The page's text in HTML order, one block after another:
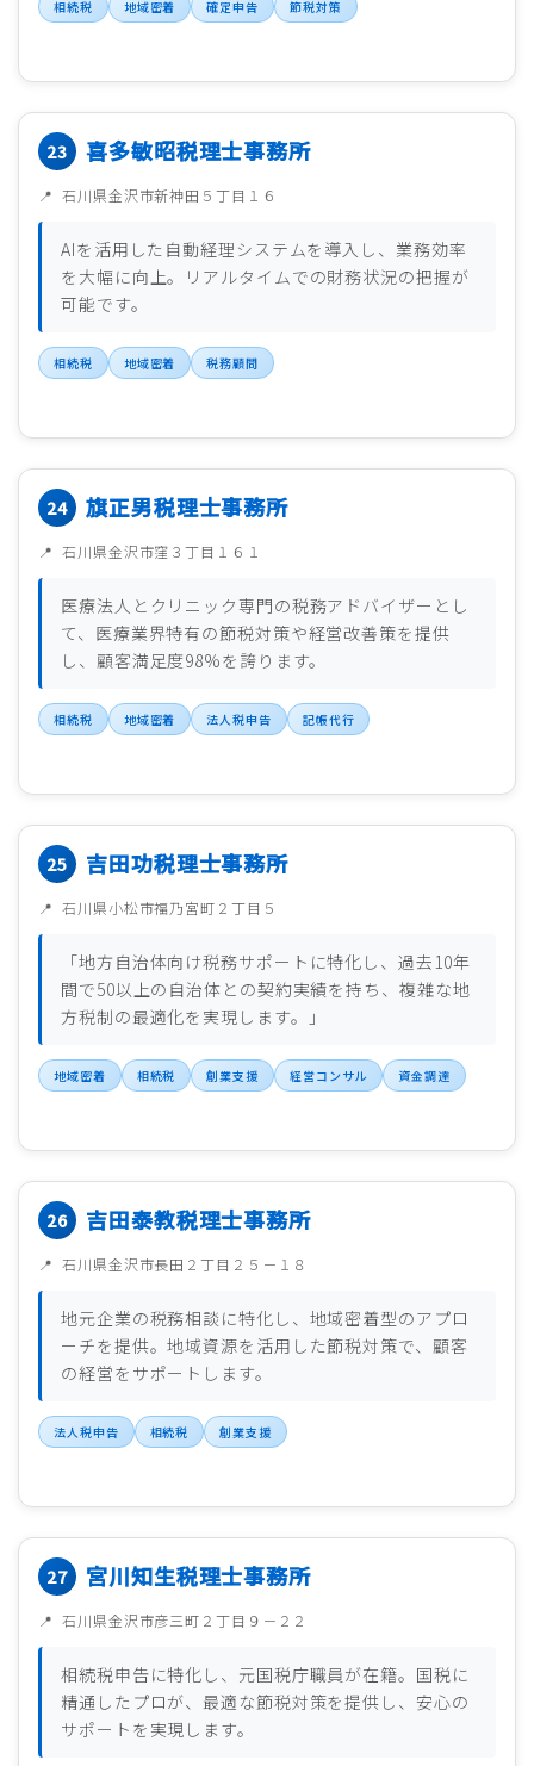
相続税 地域密着 確定申告 節税対策
喜多敏昭税理士事務所
石川県金沢市新神田５丁目１６
AIを活用した自動経理システムを導入し、業務効率
を大幅に向上。リアルタイムでの財務状況の把握が
可能です。
相続税 地域密着 税務顧問
旗正男税理士事務所
石川県金沢市窪３丁目１６１
医療法人とクリニック専門の税務アドバイザーとし
て、医療業界特有の節税対策や経営改善策を提供
し、顧客満足度98%を誇ります。
相続税 地域密着 法人税申告 記帳代行
吉田功税理士事務所
石川県小松市福乃宮町２丁目５
「地方自治体向け税務サポートに特化し、過去10年
間で50以上の自治体との契約実績を持ち、複雑な地
方税制の最適化を実現します。」
地域密着 相続税 創業支援 経営コンサル 資金調達
吉田泰教税理士事務所
石川県金沢市長田２丁目２５－１８
地元企業の税務相談に特化し、地域密着型のアプロ
ーチを提供。地域資源を活用した節税対策で、顧客
の経営をサポートします。
法人税申告 相続税 創業支援
宮川知生税理士事務所
石川県金沢市彦三町２丁目９－２２
相続税申告に特化し、元国税庁職員が在籍。国税に
精通したプロが、最適な節税対策を提供し、安心の
サポートを実現します。